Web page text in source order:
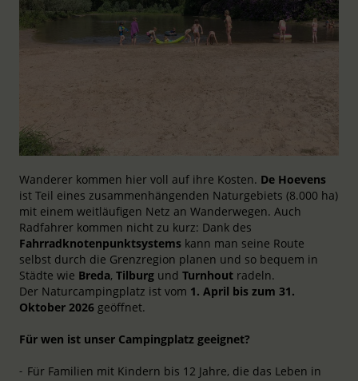
Wanderer kommen hier voll auf ihre Kosten. De Hoevens
ist Teil eines zusammenhängenden Naturgebiets (8.000 ha)
mit einem weitläufigen Netz an Wanderwegen. Auch
Radfahrer kommen nicht zu kurz: Dank des
Fahrradknotenpunktsystemskann man seine Route
selbst durch die Grenzregion planen und so bequem in
Städte wie Breda, Tilburgund Turnhoutradeln.
Der Naturcampingplatz ist vom 1. April bis zum 31.
Oktober 2026geöffnet.
Für wen ist unser Campingplatz geeignet?
Für Familien mit Kindern bis 12 Jahre, die das Leben in